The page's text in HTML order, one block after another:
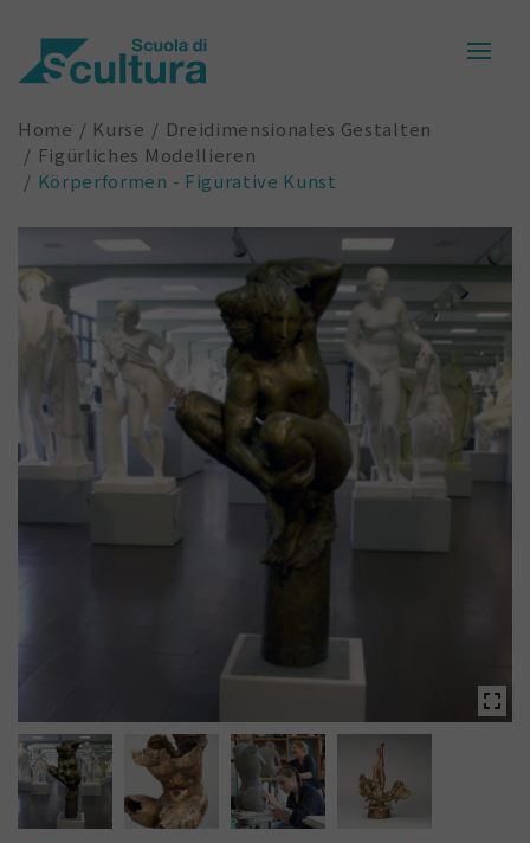
Home Kurse
Dreidimensionales Gestalten
Figürliches Modellieren
Körperformen - Figurative Kunst